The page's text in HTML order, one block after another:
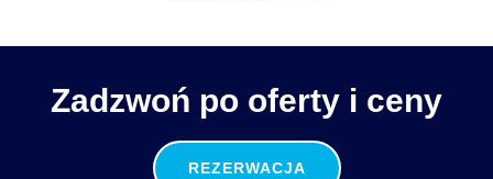
Zadzwoń po oferty i ceny
REZERWACJA